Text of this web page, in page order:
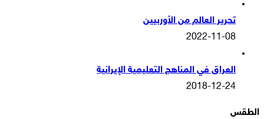
تحرير العالم من الأوربيين
2022-11-08
العراق في المناهج التعليمية الإيرانية
2018-12-24
الطقس